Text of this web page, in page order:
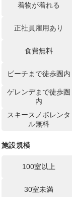
着物が着れる
正社員雇用あり
食費無料
ビーチまで徒歩圏内
ゲレンデまで徒歩圏
内
スキースノボレンタ
ル無料
施設規模
100室以上
30室未満